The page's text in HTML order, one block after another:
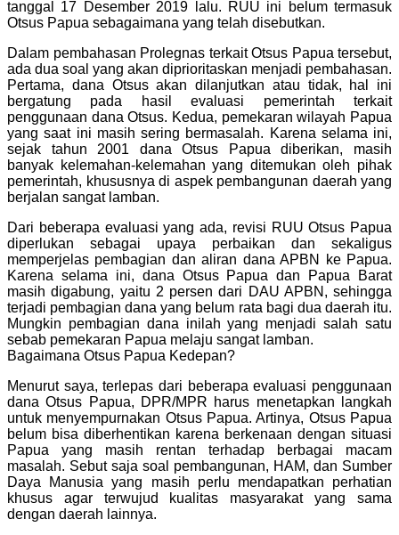
tanggal 17 Desember 2019 lalu. RUU ini belum termasuk
Otsus Papua sebagaimana yang telah disebutkan.
Dalam pembahasan Prolegnas terkait Otsus Papua tersebut,
ada dua soal yang akan diprioritaskan menjadi pembahasan.
Pertama, dana Otsus akan dilanjutkan atau tidak, hal ini
bergatung pada hasil evaluasi pemerintah terkait
penggunaan dana Otsus. Kedua, pemekaran wilayah Papua
yang saat ini masih sering bermasalah. Karena selama ini,
sejak tahun 2001 dana Otsus Papua diberikan, masih
banyak kelemahan-kelemahan yang ditemukan oleh pihak
pemerintah, khususnya di aspek pembangunan daerah yang
berjalan sangat lamban.
Dari beberapa evaluasi yang ada, revisi RUU Otsus Papua
diperlukan sebagai upaya perbaikan dan sekaligus
memperjelas pembagian dan aliran dana APBN ke Papua.
Karena selama ini, dana Otsus Papua dan Papua Barat
masih digabung, yaitu 2 persen dari DAU APBN, sehingga
terjadi pembagian dana yang belum rata bagi dua daerah itu.
Mungkin pembagian dana inilah yang menjadi salah satu
sebab pemekaran Papua melaju sangat lamban.
Bagaimana Otsus Papua Kedepan?
Menurut saya, terlepas dari beberapa evaluasi penggunaan
dana Otsus Papua, DPR/MPR harus menetapkan langkah
untuk menyempurnakan Otsus Papua. Artinya, Otsus Papua
belum bisa diberhentikan karena berkenaan dengan situasi
Papua yang masih rentan terhadap berbagai macam
masalah. Sebut saja soal pembangunan, HAM, dan Sumber
Daya Manusia yang masih perlu mendapatkan perhatian
khusus agar terwujud kualitas masyarakat yang sama
dengan daerah lainnya.